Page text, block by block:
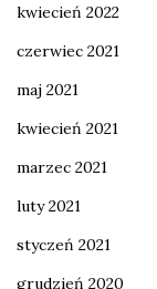
kwiecień 2022
czerwiec 2021
maj 2021
kwiecień 2021
marzec 2021
luty 2021
styczeń 2021
grudzień 2020